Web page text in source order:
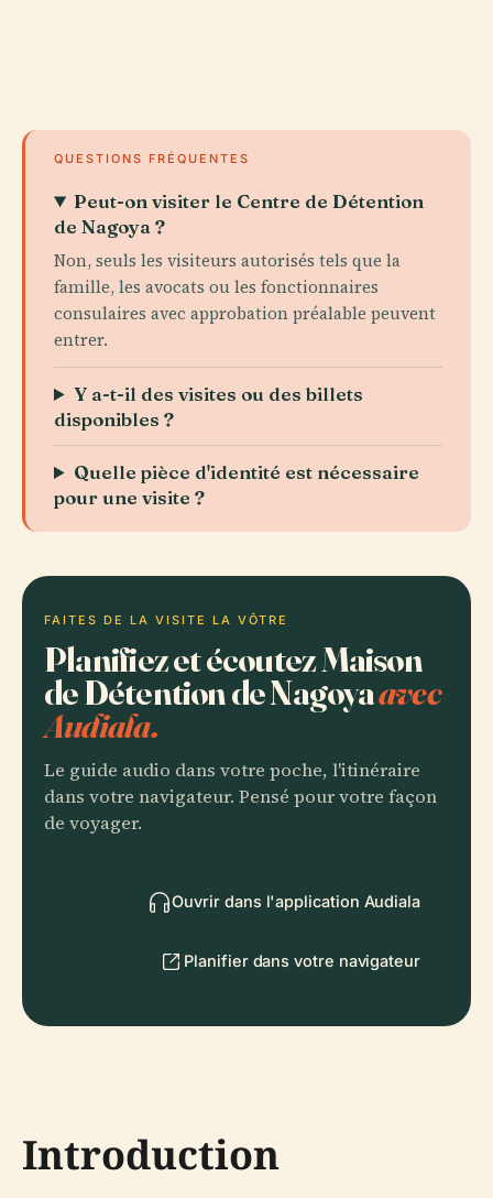
QUESTIONS FRÉQUENTES
Peut-on visiter le Centre de Détention
de Nagoya ?
Non, seuls les visiteurs autorisés tels que la
famille, les avocats ou les fonctionnaires
consulaires avec approbation préalable peuvent
entrer.
Y a-t-il des visites ou des billets
disponibles ?
Quelle pièce d'identité est nécessaire
pour une visite ?
FAITES DE LA VISITE LA VÔTRE
Planifiez et écoutez Maison
de Détention de Nagoyaavec
Audiala.
Le guide audio dans votre poche, l'itinéraire
dans votre navigateur. Pensé pour votre façon
de voyager.
Ouvrir dans l'application Audiala
Planifier dans votre navigateur
Introduction